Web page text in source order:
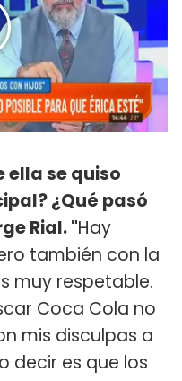
ella se quiso
¿Qué pasó
Rial. "Hay
también con la
muy respetable.
Coca Cola no
mis disculpas a
decir es que los